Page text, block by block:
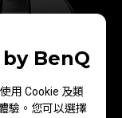
BenQ
用 Cookie 及類
驗。您可以選擇